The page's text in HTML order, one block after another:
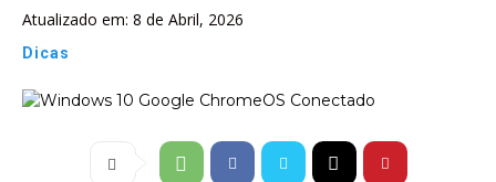
Atualizado em: 8 de Abril, 2026
Dicas